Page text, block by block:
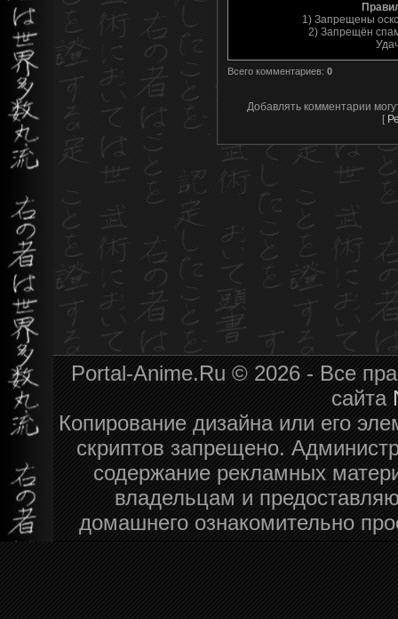
1) Запрещены
2) Запрещён
Всего комментариев: 0
Добавлять комментарии
[
Portal-Anime.Ru © 2026 - Все
сайта
Копирование дизайна или его
скриптов запрещено.
содержание рекламных
владельцам и
домашнего ознакомительно